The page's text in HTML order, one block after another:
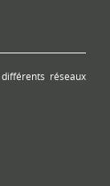
réseaux